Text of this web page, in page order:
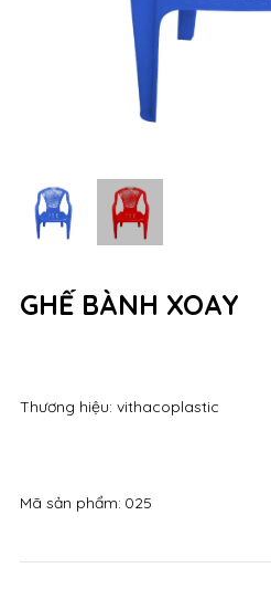
GHẾ BÀNH XOAY
Thương hiệu: vithacoplastic
Mã sản phẩm: 025